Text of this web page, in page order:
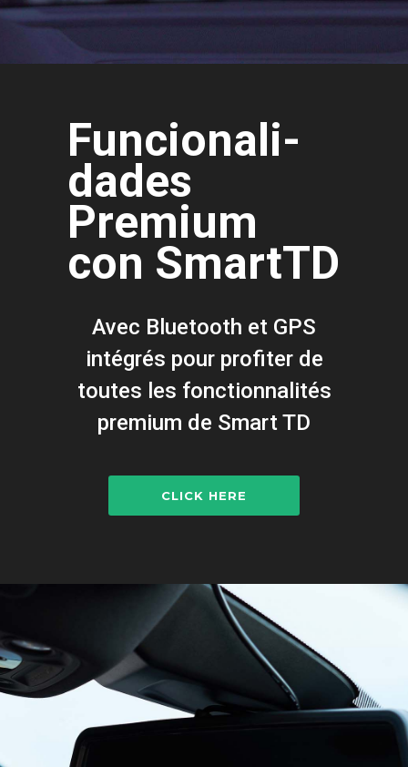
Funcionali-
dades
Premium
con SmartTD
Avec Bluetooth et GPS
intégrés pour profiter de
toutes les fonctionnalités
premium de Smart TD
CLICK HERE